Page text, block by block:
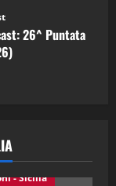
30^ Puntata
29^ Puntata
- Sicilia